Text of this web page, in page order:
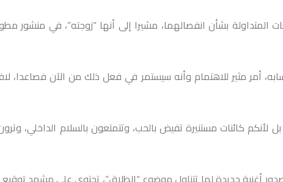
بشأن انفصالهما، مشيرا إلى أنها “زوجته”، في منشور
أمر مثير للاهتمام وأنه سيستمر في فعل ذلك من الآن فصاعدا،
كائنات مستنيرة تفيض بالحب، وتتمتعون بالسلام الداخلي،